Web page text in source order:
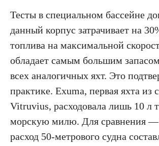
Тесты в специальном бассейне
данный корпус затрачивает на
топлива на максимальной
обладает самым большим
всех аналогичных яхт. Это
практике. Exuma, первая яхта из
Vitruvius, расходовала лишь 10 л
морскую милю. Для сравнения —
расход 50-метрового судна